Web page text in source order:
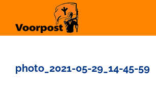
inhoud
photo_2021-05-29_14-45-59